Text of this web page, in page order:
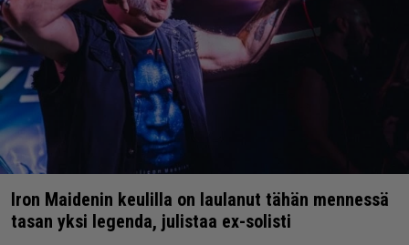
Iron Maidenin keulilla on laulanut tähän mennessä
tasan yksi legenda, julistaa ex-solisti